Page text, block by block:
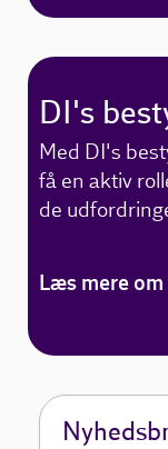
DI's
Med DI's
få en aktiv
de
Læs mere